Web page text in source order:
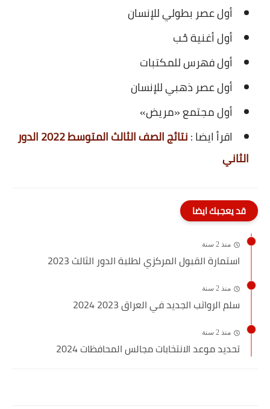
أول عصر بطولي للإنسان
أول أغنية حُب
أول فهرس للمكتبات
أول عصر ذهبي للإنسان
أول مجتمع «مريض»
اقرأ ايضا :
نتائج الصف الثالث المتوسط 2022 الدور
الثاني
قد يعجبك ايضا
منذ 2 سنة
استمارة القبول المركزي لطلبة الدور الثالث 2023
منذ 2 سنة
سلم الرواتب الجديد في العراق 2023 2024
منذ 2 سنة
تحديد موعد الانتخابات مجالس المحافظات 2024